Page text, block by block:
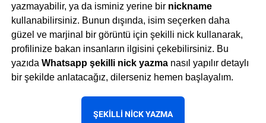
yazmayabilir, ya da isminiz yerine bir nickname
kullanabilirsiniz. Bunun dışında, isim seçerken daha
güzel ve marjinal bir görüntü için şekilli nick kullanarak,
profilinize bakan insanların ilgisini çekebilirsiniz. Bu
yazıda Whatsapp şekilli nick yazmanasıl yapılır detaylı
bir şekilde anlatacağız, dilerseniz hemen başlayalım.
ŞEKILLI NICK YAZMA